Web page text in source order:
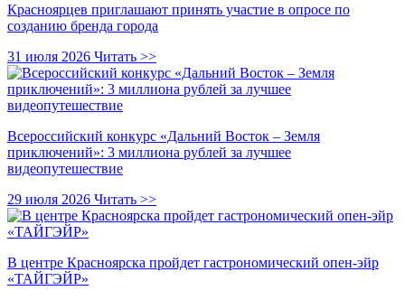
Красноярцев приглашают принять участие в опросе по
созданию бренда города
31 июля 2026 Читать >>
Всероссийский конкурс «Дальний Восток – Земля
приключений»: 3 миллиона рублей за лучшее
видеопутешествие
29 июля 2026 Читать >>
В центре Красноярска пройдет гастрономический опен-эйр
«ТАЙГЭЙР»